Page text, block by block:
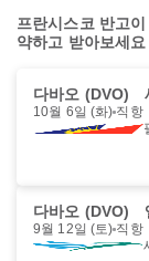
프란시스코 반고
약하고 받아보세요
다바오 (DVO)
10월 6일 (화) 직항
다바오 (DVO)
9월 12일 (토) 직항